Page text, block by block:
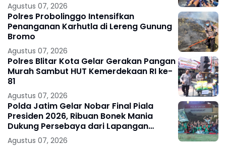
Agustus 07, 2026
Polres Probolinggo Intensifkan
Penanganan Karhutla di Lereng Gunung
Bromo
Agustus 07, 2026
Polres Blitar Kota Gelar Gerakan Pangan
Murah Sambut HUT Kemerdekaan RI ke-
81
Agustus 07, 2026
Polda Jatim Gelar Nobar Final Piala
Presiden 2026, Ribuan Bonek Mania
Dukung Persebaya dari Lapangan
Mapolda
Agustus 07, 2026